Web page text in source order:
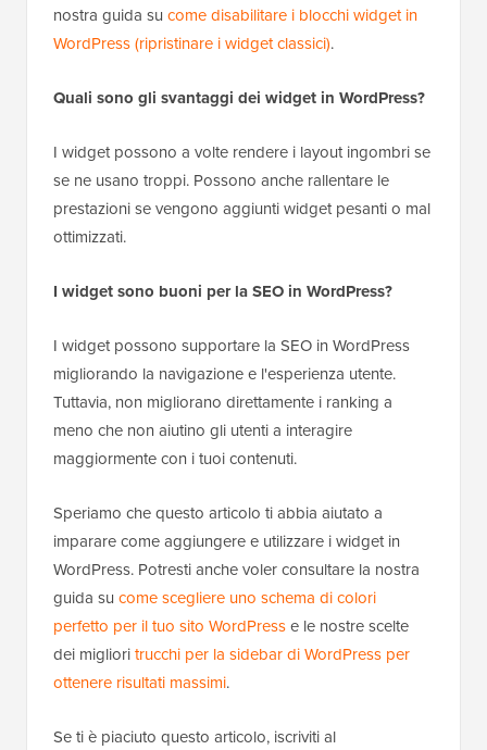
nostra guida su come disabilitare i blocchi widget in
WordPress (ripristinare i widget classici).
Quali sono gli svantaggi dei widget in WordPress?
I widget possono a volte rendere i layout ingombri se
se ne usano troppi. Possono anche rallentare le
prestazioni se vengono aggiunti widget pesanti o mal
ottimizzati.
I widget sono buoni per la SEO in WordPress?
I widget possono supportare la SEO in WordPress
migliorando la navigazione e l'esperienza utente.
Tuttavia, non migliorano direttamente i ranking a
meno che non aiutino gli utenti a interagire
maggiormente con i tuoi contenuti.
Speriamo che questo articolo ti abbia aiutato a
imparare come aggiungere e utilizzare i widget in
WordPress. Potresti anche voler consultare la nostra
guida su come scegliere uno schema di colori
perfetto per il tuo sito WordPresse le nostre scelte
dei miglioritrucchi per la sidebar di WordPress per
ottenere risultati massimi.
Se ti è piaciuto questo articolo, iscriviti al